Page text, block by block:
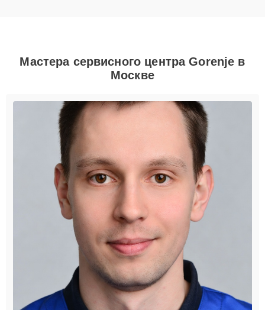
Мастера сервисного центра Gorenje в
Москве